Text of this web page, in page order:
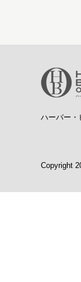
ハーバー・
Copyright